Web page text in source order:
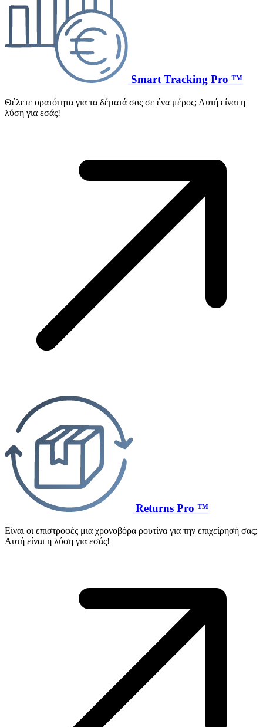
Smart Tracking Pro ™
Θέλετε ορατότητα για τα δέματά σας σε ένα μέρος; Αυτή είναι η
λύση για εσάς!
Returns Pro ™
Είναι οι επιστροφές μια χρονοβόρα ρουτίνα για την επιχείρησή σας;
Αυτή είναι η λύση για εσάς!